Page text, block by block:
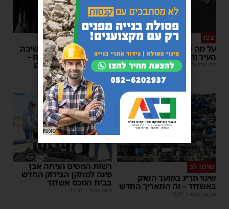
צפו
על מה שוחחו מ"מ ראש
העיר והחיד"א אברג׳ל?
יוסי יחזקאלי 23:37
פירות ההסתה
אימה באשדוד: בחור ישיבה
בן 13 נשדד באיומי רצח –
המשטרה הקימה צח”מ
מנחם דויטש |
22:32
שימו לב
שינוי חריג במועד השוק
באשדוד – זה התאריך החדש
מנחם דויטש 16:07
רשות המסים הניחה אבן
פינה למתקן הבידוק החדש
בבית המכס אשדוד
משה קאהן 15:37
פרסומת